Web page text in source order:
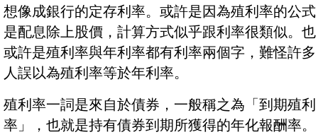
想像成銀行的定存利率。或許是因為殖利率的公式
是配息除上股價，計算方式似乎跟利率很類似。也
或許是殖利率與年利率都有利率兩個字，難怪許多
人誤以為殖利率等於年利率。
殖利率一詞是來自於債券，一般稱之為「到期殖利
率」，也就是持有債券到期所獲得的年化報酬率。